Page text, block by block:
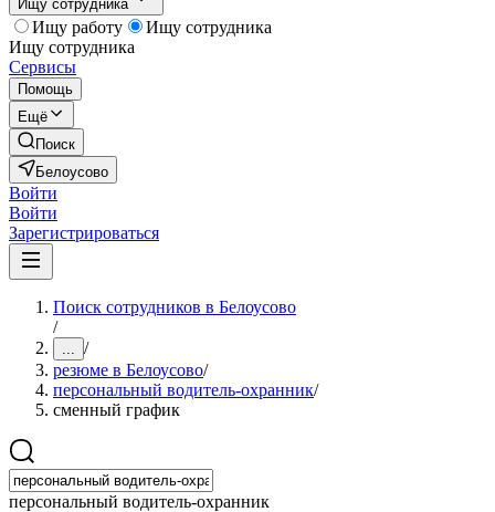
Ищу сотрудника
Ищу работу
Ищу сотрудника
Ищу сотрудника
Сервисы
Помощь
Ещё
Поиск
Белоусово
Войти
Войти
Зарегистрироваться
Поиск сотрудников в Белоусово
/
... /
резюме в Белоусово/
персональный водитель-охранник/
сменный график
персональный водитель-охранник